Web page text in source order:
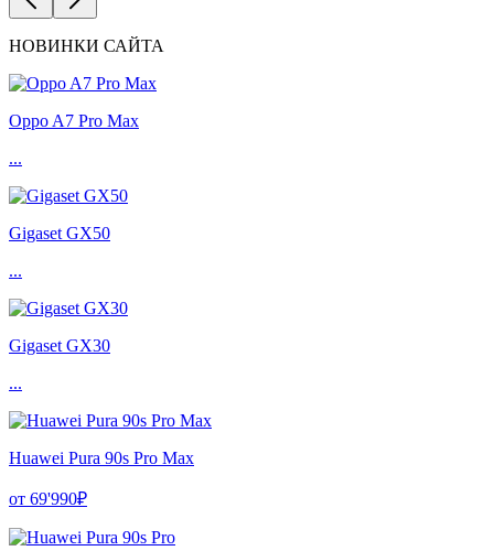
НОВИНКИ САЙТА
Oppo A7 Pro Max
...
Gigaset GX50
...
Gigaset GX30
...
Huawei Pura 90s Pro Max
от 69'990₽